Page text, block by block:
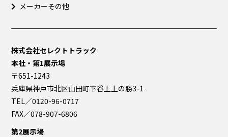
メーカーその他
株式会社セレクトトラック
本社・第1展示場
〒651-1243
兵庫県神戸市北区山田町下谷上上の勝3-1
TEL／0120-96-0717
FAX／078-907-6806
第2展示場